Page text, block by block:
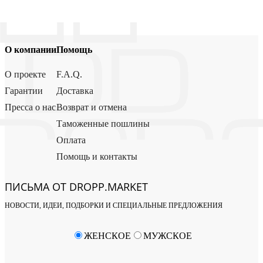
О компании
О проекте
Гарантии
Пресса о нас
Помощь
F.A.Q.
Доставка
Возврат и отмена
Таможенные пошлины
Оплата
Помощь и контакты
ПИСЬМА ОТ DROPP.MARKET
НОВОСТИ, ИДЕИ, ПОДБОРКИ И СПЕЦИАЛЬНЫЕ ПРЕДЛОЖЕНИЯ
ЖЕНСКОЕ МУЖСКОЕ